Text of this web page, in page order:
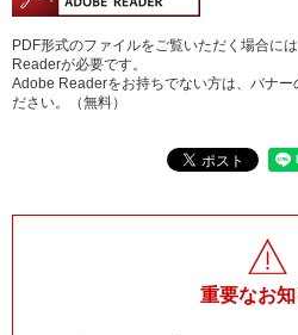
PDF形式のファイルをご覧いただく場合に
Readerが必要です。
Adobe Readerをお持ちでない方は、バナー
ださい。（無料）
重要なお